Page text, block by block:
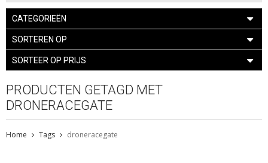
CATEGORIEËN
SORTEREN OP
SORTEER OP PRIJS
PRODUCTEN GETAGD MET
DRONERACEGATE
Home Tags droneracegate